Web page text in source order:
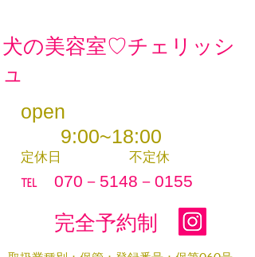
​犬の美容室♡チェリッシ
ュ
open
9:00~18:00
定休日 不定休
℡ 070－5148－0155
完全予約制